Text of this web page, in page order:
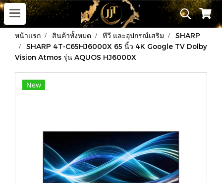
หน้าแรก สินค้าทั้งหมด ทีวี และอุปกรณ์เสริม
SHARP
SHARP 4T-C65HJ6000X 65 นิ้ว 4K Google TV Dolby
Vision Atmos รุ่น AQUOS HJ6000X
New